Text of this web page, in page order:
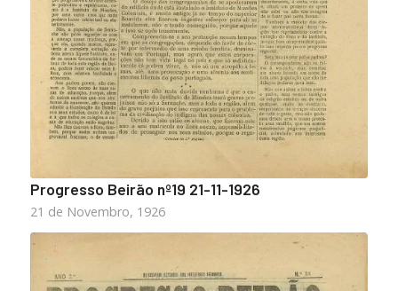
Progresso Beirão nº19 21-11-1926
21 de Novembro, 1926